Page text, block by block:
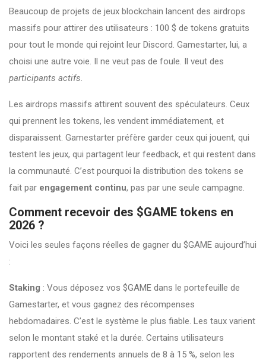
Beaucoup de projets de jeux blockchain lancent des airdrops
massifs pour attirer des utilisateurs : 100 $ de tokens gratuits
pour tout le monde qui rejoint leur Discord. Gamestarter, lui, a
choisi une autre voie. Il ne veut pas de foule. Il veut des
participants actifs.
Les airdrops massifs attirent souvent des spéculateurs. Ceux
qui prennent les tokens, les vendent immédiatement, et
disparaissent. Gamestarter préfère garder ceux qui jouent, qui
testent les jeux, qui partagent leur feedback, et qui restent dans
la communauté. C’est pourquoi la distribution des tokens se
fait par engagement continu, pas par une seule campagne.
Comment recevoir des $GAME tokens en
2026 ?
Voici les seules façons réelles de gagner du $GAME aujourd’hui
:
Staking : Vous déposez vos $GAME dans le portefeuille de
Gamestarter, et vous gagnez des récompenses
hebdomadaires. C’est le système le plus fiable. Les taux varient
selon le montant staké et la durée. Certains utilisateurs
rapportent des rendements annuels de 8 à 15 %, selon les